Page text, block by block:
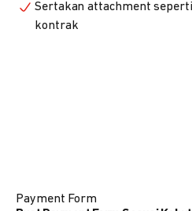
Sertakan attachment
kontrak
Payment Form